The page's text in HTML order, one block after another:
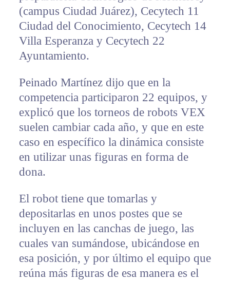
(campus Ciudad Juárez), Cecytech 11
Ciudad del Conocimiento, Cecytech 14
Villa Esperanza y Cecytech 22
Ayuntamiento.
Peinado Martínez dijo que en la
competencia participaron 22 equipos, y
explicó que los torneos de robots VEX
suelen cambiar cada año, y que en este
caso en específico la dinámica consiste
en utilizar unas figuras en forma de
dona.
El robot tiene que tomarlas y
depositarlas en unos postes que se
incluyen en las canchas de juego, las
cuales van sumándose, ubicándose en
esa posición, y por último el equipo que
reúna más figuras de esa manera es el